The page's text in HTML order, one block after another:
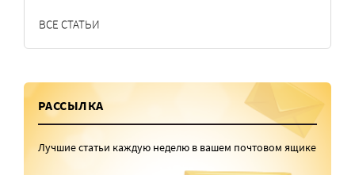
ВСЕ СТАТЬИ
РАССЫЛКА
Лучшие статьи каждую неделю в вашем почтовом ящике